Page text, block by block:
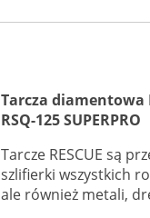
Tarcza diamentowa
RSQ-125 SUPERPRO
Tarcze RESCUE są
szlifierki wszystkich
ale również metali,